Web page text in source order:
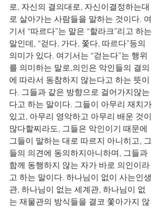
로, 자신의 결의대로, 자신이결정하는대
로 살아가는 사람들을 말하는 것이다. 여
기서 “따르다”는 말은 “할라크”리고 하는
말인데, “걷다, 가다, 쫓다, 따르다”등의
의미가 있다. 여기서는 “걷는다”는 행위
를 의미하는 말로,의인은 악인들의 결의
에 따라서 동참하지 않는다고 하는 뜻이
다. 그들과 같은 방향으로 걸어가지않는
다고 하는 말이다. 그들이 아무리 재치가
있고, 아무리 영악하고 아무리 배운 것이
많다할찌라도, 그들은 악인이기 때문에
그들이 말하는 대로 따르지 아니히고, 그
들의 의견에 동의하지아니하며, 그들과
함께 동행하지 않는 자가 바로 의인이라
고 하는 말이다. 하나님이 없이 사는인생
관, 하나님이 없는 세계관, 하나님이 없
는 재물관의 방식들을 결코 쫓아가지 않